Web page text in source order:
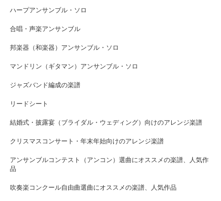
ハープアンサンブル・ソロ
合唱・声楽アンサンブル
邦楽器（和楽器）アンサンブル・ソロ
マンドリン（ギタマン）アンサンブル・ソロ
ジャズバンド編成の楽譜
リードシート
結婚式・披露宴（ブライダル・ウェディング）向けのアレンジ楽譜
クリスマスコンサート・年末年始向けのアレンジ楽譜
アンサンブルコンテスト（アンコン）選曲にオススメの楽譜、人気作
品
吹奏楽コンクール自由曲選曲にオススメの楽譜、人気作品